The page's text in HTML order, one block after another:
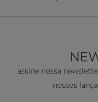
assine nossa
nossos